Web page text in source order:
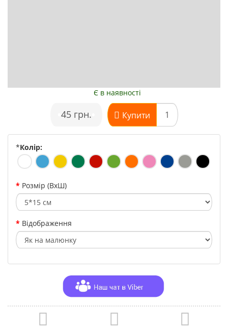
Є в наявності
45 грн. Купити
*Колір:
Розмір (ВхШ)
Відображення